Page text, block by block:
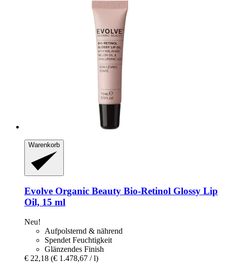
Warenkorb
Evolve Organic Beauty Bio-​Retinol Glossy Lip
Oil, 15 ml
Neu!
Aufpolsternd & nährend
Spendet Feuchtigkeit
Glänzendes Finish
€ 22,18 (€ 1.478,67 / l)